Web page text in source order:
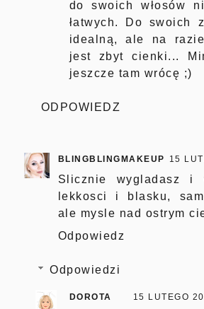
do swoich włosów
łatwych. Do swoich
idealną, ale na
jest zbyt cienki...
jeszcze tam wrócę ;)
ODPOWIEDZ
BLINGBLINGMAKEUP 15
Slicznie wygladasz i
lekkosci i blasku,
ale mysle nad ostrym
Odpowiedz
Odpowiedzi
DOROTA 15 LUTEGO